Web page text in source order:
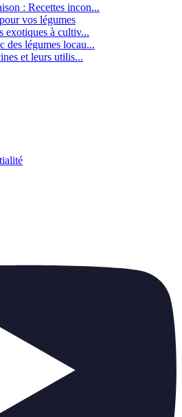
: Recettes incon...
vos légumes
exotiques à cultiv...
des légumes locau...
et leurs utilis...